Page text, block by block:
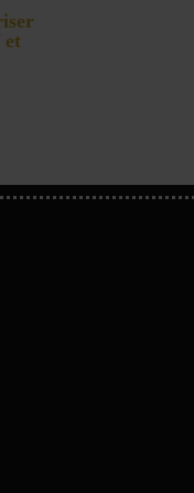
et